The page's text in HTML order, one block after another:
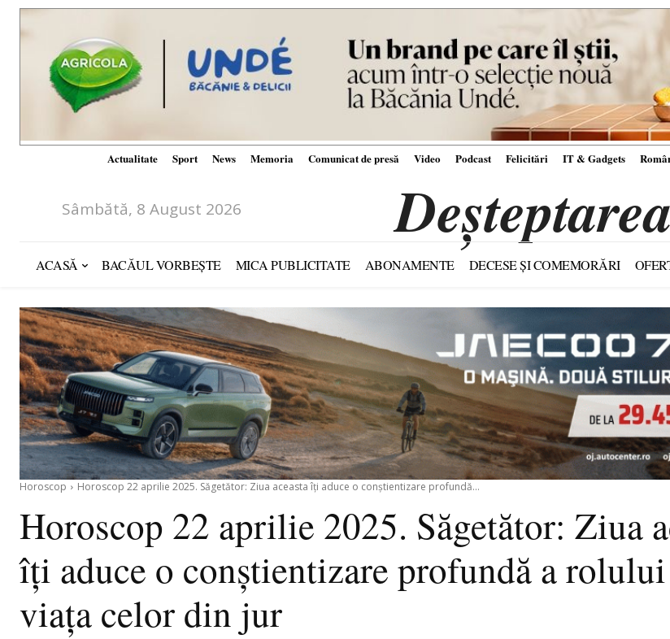
Actualitate Sport News Memoria Comunicat de presă Video Podcast Felicitări IT & Gadgets
Sâmbătă, 8 August 2026 Deșteptarea
ACASĂ BACĂUL VORBEȘTE MICA PUBLICITATE ABONAMENTE DECESE ȘI COMEMORĂRI
Horoscop Horoscop 22 aprilie 2025. Săgetător: Ziua aceasta îți aduce o conștientizare profundă...
Horoscop 22 aprilie 2025. Săgetător: Ziua
îți aduce o conștientizare profundă a
viața celor din jur